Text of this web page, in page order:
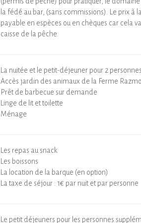
la fédé au bar, (sans commissions). Le prix à
payable en espèces ou en chèques car cela
caisse de la pêche.
La nuitée et le petit-déjeuner pour 2 personnes
Accès jardin des animaux de la Ferme
Prêt de barbecue sur demande
Linge de lit et toilette
Ménage
Les repas au snack
Les boissons
La location de la barque (en option)
La taxe de séjour : 1€ par nuit et par personne
Le petit déjeuners pour les personnes